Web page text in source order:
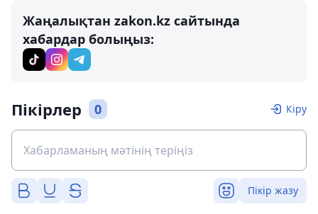
Жаңалықтан zakon.kz сайтында
хабардар болыңыз:
Пікірлер 0 Кіру
Пікір жазу